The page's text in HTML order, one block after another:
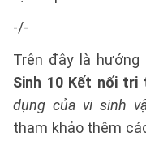
-/-
Trên đây là hướng
Sinh 10 Kết nối tri
dụng của vi sinh
tham khảo thêm